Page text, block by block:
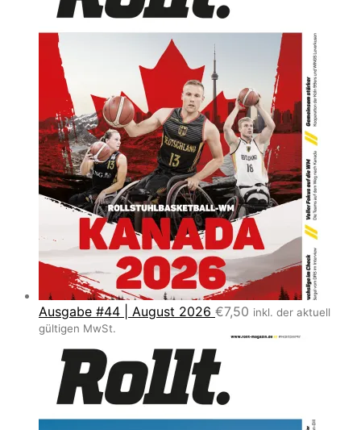
Ausgabe #44 | August 2026 €7,50 inkl. der aktuell
gültigen MwSt.